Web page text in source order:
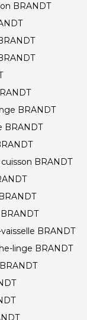
BRANDT
BRANDT
BRANDT
BRANDT
BRANDT
linge BRANDT